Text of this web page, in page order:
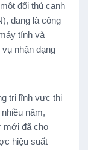
đối thủ cạnh
đang là công
tính và
nhận dạng
trị lĩnh vực thị
năm,
mới đã cho
hiệu suất